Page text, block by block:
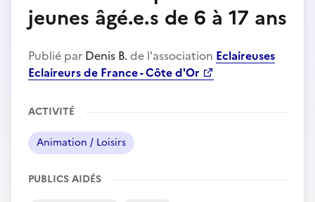
jeunes âgé.e.s de 6 à 17 ans
Publié par Denis B. de l'association Eclaireuses
Eclaireurs de France - Côte d'Or
ACTIVITÉ
Animation / Loisirs
PUBLICS AIDÉS